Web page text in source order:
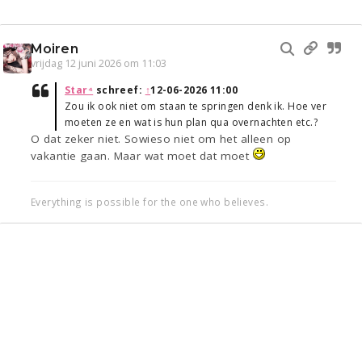
Moiren
vrijdag 12 juni 2026 om 11:03
Star⁴ schreef: ↑12-06-2026 11:00
Zou ik ook niet om staan te springen denk ik. Hoe ver
moeten ze en wat is hun plan qua overnachten etc.?
O dat zeker niet. Sowieso niet om het alleen op
vakantie gaan. Maar wat moet dat moet
Everything is possible for the one who believes.